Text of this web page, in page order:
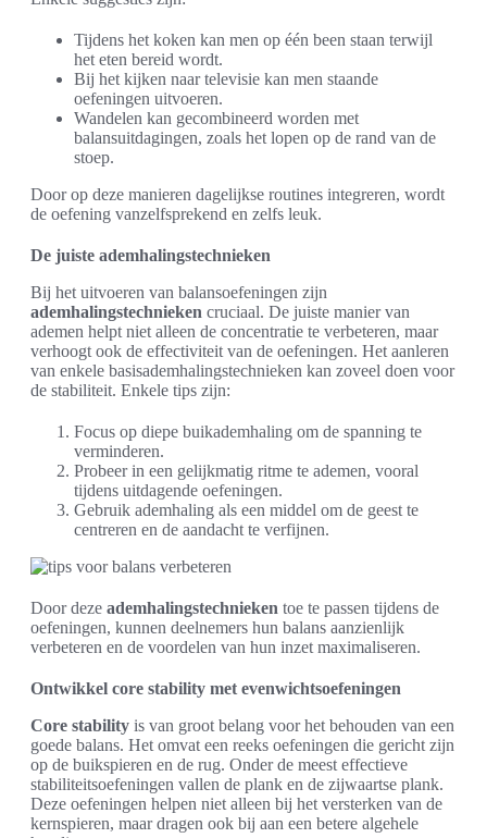
Tijdens het koken kan men op één been staan terwijl
het eten bereid wordt.
Bij het kijken naar televisie kan men staande
oefeningen uitvoeren.
Wandelen kan gecombineerd worden met
balansuitdagingen, zoals het lopen op de rand van de
stoep.
Door op deze manieren dagelijkse routines integreren, wordt
de oefening vanzelfsprekend en zelfs leuk.
De juiste ademhalingstechnieken
Bij het uitvoeren van balansoefeningen zijn
ademhalingstechnieken cruciaal. De juiste manier van
ademen helpt niet alleen de concentratie te verbeteren, maar
verhoogt ook de effectiviteit van de oefeningen. Het aanleren
van enkele basisademhalingstechnieken kan zoveel doen voor
de stabiliteit. Enkele tips zijn:
Focus op diepe buikademhaling om de spanning te
verminderen.
Probeer in een gelijkmatig ritme te ademen, vooral
tijdens uitdagende oefeningen.
Gebruik ademhaling als een middel om de geest te
centreren en de aandacht te verfijnen.
Door deze ademhalingstechnieken toe te passen tijdens de
oefeningen, kunnen deelnemers hun balans aanzienlijk
verbeteren en de voordelen van hun inzet maximaliseren.
Ontwikkel core stability met evenwichtsoefeningen
Core stability is van groot belang voor het behouden van een
goede balans. Het omvat een reeks oefeningen die gericht zijn
op de buikspieren en de rug. Onder de meest effectieve
stabiliteitsoefeningen vallen de plank en de zijwaartse plank.
Deze oefeningen helpen niet alleen bij het versterken van de
kernspieren, maar dragen ook bij aan een betere algehele